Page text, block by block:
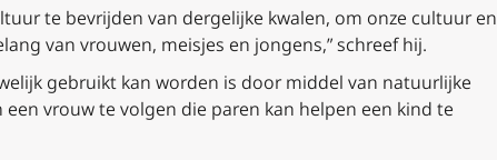
te bevrijden van dergelijke kwalen, om onze cultuur en
van vrouwen, meisjes en jongens,” schreef hij.
gebruikt kan worden is door middel van natuurlijke
vrouw te volgen die paren kan helpen een kind te